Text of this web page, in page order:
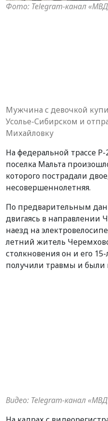
Фото: Telegram-канал
Мужчина с девочкой
Усолье-Сибирском и
Михайловку
На федеральной трассе
поселка Мальта
которого пострадали
несовершеннолетняя.
По предварительным
двигаясь в направлении
наезд на
летний житель
столкновения он и его
получили травмы и были
Видео: Telegram-канал